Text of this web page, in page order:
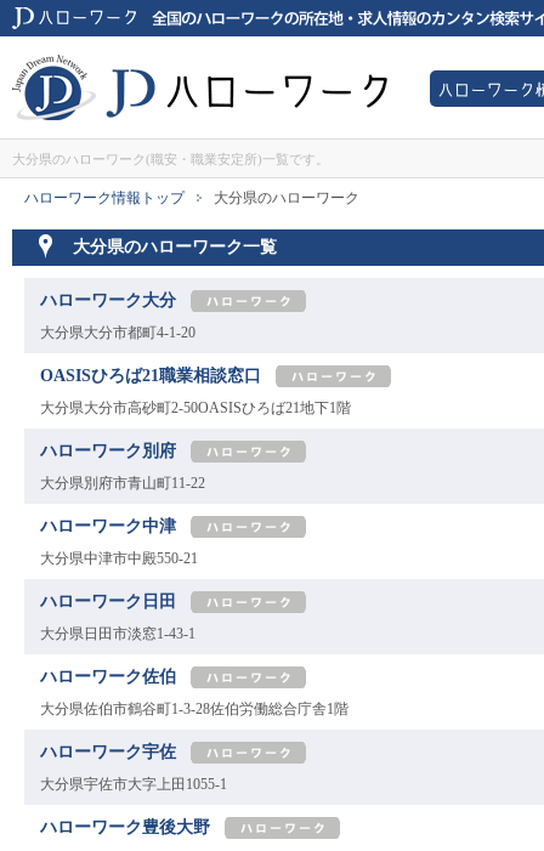
大分県のハローワーク(職安・職業安定所)一覧です。
ハローワーク情報トップ
大分県のハローワーク
大分県のハローワーク一覧
ハローワーク大分
[hellowork]
大分県大分市都町4-1-20
OASISひろば21職業相談窓口
[hellowork]
大分県大分市高砂町2-50OASISひろば21地下1階
ハローワーク別府
[hellowork]
大分県別府市青山町11-22
ハローワーク中津
[hellowork]
大分県中津市中殿550-21
ハローワーク日田
[hellowork]
大分県日田市淡窓1-43-1
ハローワーク佐伯
[hellowork]
大分県佐伯市鶴谷町1-3-28佐伯労働総合庁舎1階
ハローワーク宇佐
[hellowork]
大分県宇佐市大字上田1055-1
ハローワーク豊後大野